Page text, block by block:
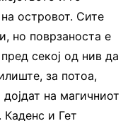
островот. Сите
но поврзаноста е
секој од нив да
за потоа,
на магичниот
и Гет